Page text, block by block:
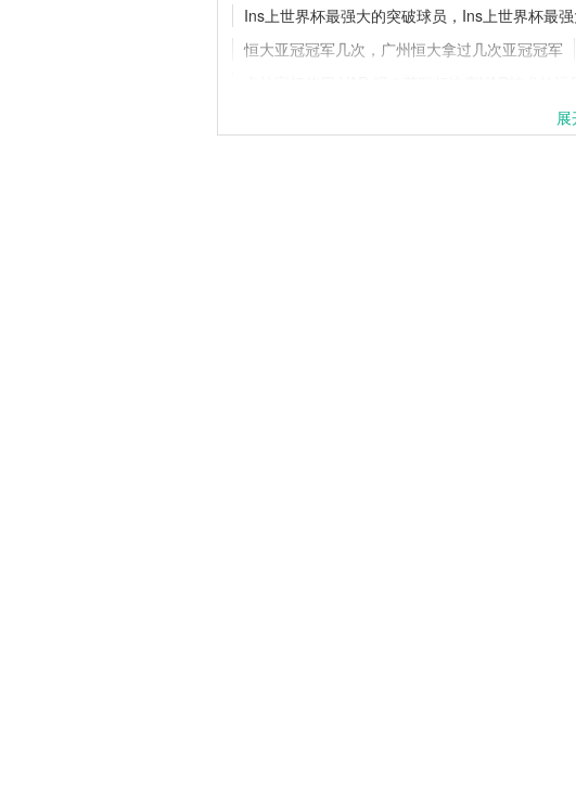
五大联赛分别是哪几个？五大联赛
与区别科普
Ins上世界杯最强大的突破球员，Ins上世界杯最
恒大亚冠冠军几次，广州恒大拿过几次亚冠冠军
2022年转会窗口：对伊萨克、米利克、佩佩、卡